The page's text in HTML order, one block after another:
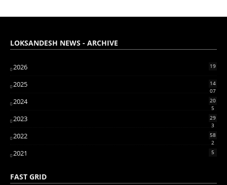
LOKSANDESH NEWS - ARCHIVE
2026 19
2025
14
07
2024
20
5
2023
29
3
2022
58
2
2021 5
FAST GRID